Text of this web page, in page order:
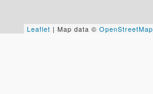
Leaflet | Map data © OpenStreetMap